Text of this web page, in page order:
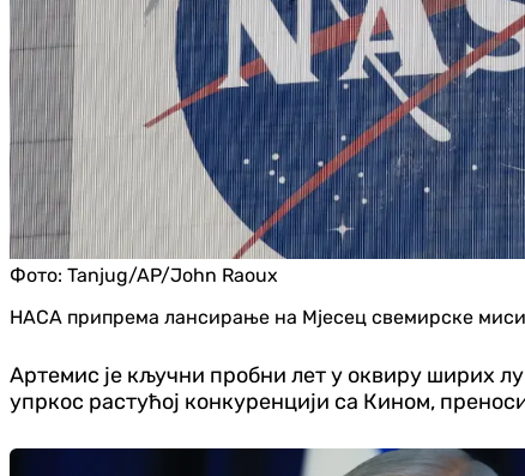
Фото: Tanjug/AP/John Raoux
НАСА припрема лансирање на Мјесец свемирске
Артемис је кључни пробни лет у оквиру ширих
упркос растућој конкуренцији са Кином,